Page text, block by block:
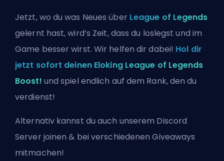
Jetzt, wo du was Neues über League of Legends
gelernt hast, wird’s Zeit, dass du loslegst und im
Game besser wirst. Wir helfen dir dabei! Hol dir
jetzt sofort deinen Eloking League of Legends
Boost! und spiel endlich auf dem Rank, den du
verdienst!
Alternativ kannst du auch unserem Discord
Server joinen & bei verschiedenen Giveaways
mitmachen!